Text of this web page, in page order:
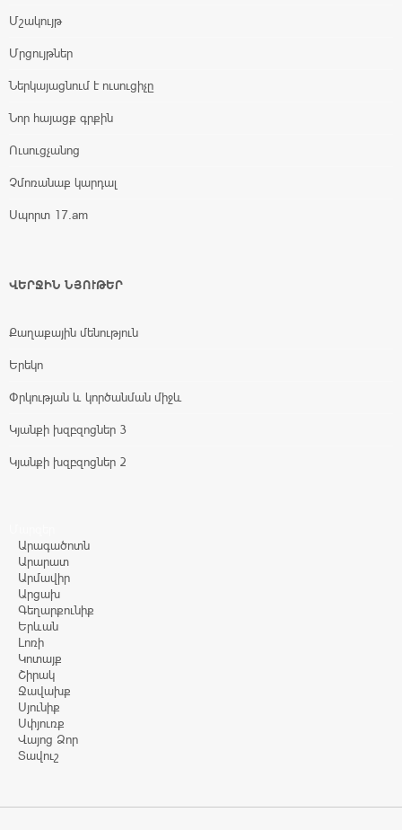
Մշակույթ
Մրցույթներ
Ներկայացնում է ուսուցիչը
Նոր հայացք գրքին
Ուսուցչանոց
Չմոռանաք կարդալ
Սպորտ 17.am
ՎԵՐՋԻՆ ՆՅՈՒԹԵՐ
Քաղաքային մենություն
Երեկո
Փրկության և կործանման միջև
Կյանքի խզբզոցներ 3
Կյանքի խզբզոցներ 2
Արագածոտն
Արարատ
Արմավիր
Արցախ
Գեղարքունիք
Երևան
Լոռի
Կոտայք
Շիրակ
Ջավախք
Սյունիք
Սփյուռք
Վայոց Ձոր
Տավուշ